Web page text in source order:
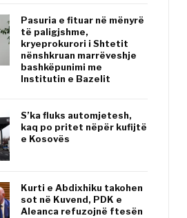
Pasuria e fituar në mënyrë
të paligjshme,
kryeprokurori i Shtetit
nënshkruan marrëveshje
bashkëpunimi me
Institutin e Bazelit
S’ka fluks automjetesh,
kaq po pritet nëpër kufijtë
e Kosovës
Kurti e Abdixhiku takohen
sot në Kuvend, PDK e
Aleanca refuzojnë ftesën